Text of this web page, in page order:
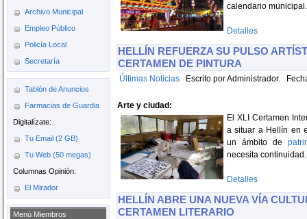
Archivo Municipal
Empleo Público
Policía Local
Secretaría
Tablón de Anuncios
Farmacias de Guardia
Digitalízate:
Tu Email (2 GB)
Tu Web (50 megas)
Columnas Opinión:
El Mirador
Menú Miembros
calendario
Detalles
HELLÍN REFUERZA SU PULSO
CERTAMEN DE PINTURA
Últimas Noticias Escrito por Administrador.
Arte y ciudad:
El XLI Certamen
a situar a Hellín en
un ámbito de
necesita
Detalles
HELLÍN ABRE UNA NUEVA VÍA
CERTAMEN LITERARIO